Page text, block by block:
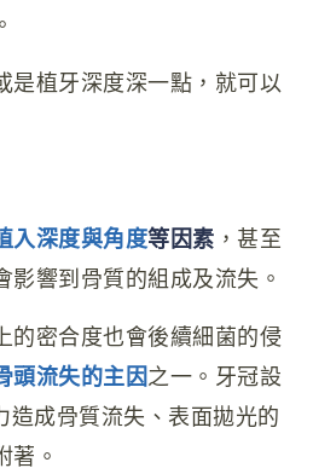
是植牙深度深一點，就可以
入深度與角度等因素 ，甚至
影響到骨質的組成及流失。
的密合度也會後續細菌的侵
頭流失的主因之一。牙冠設
造成骨質流失、表面拋光的
著。